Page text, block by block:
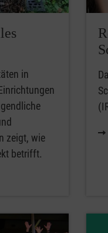
in
zeigt, wie
betrifft.